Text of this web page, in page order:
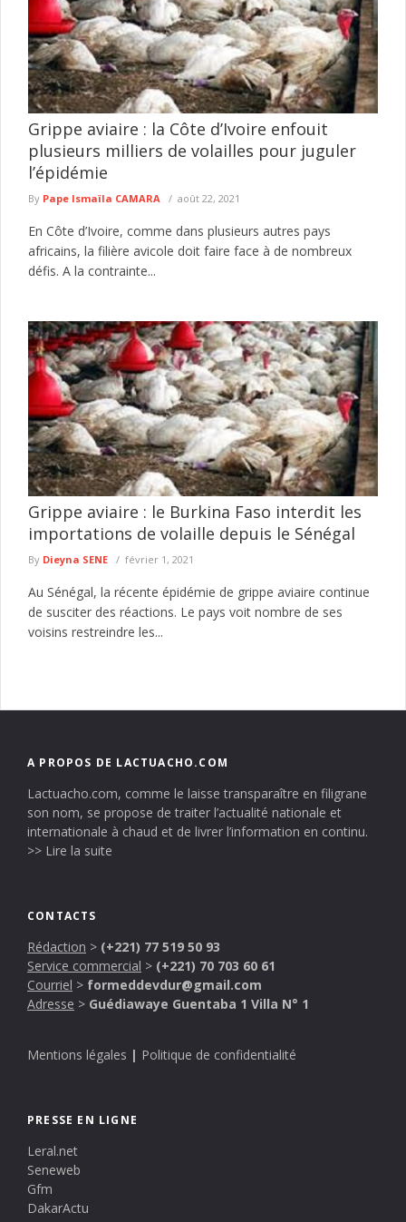
Grippe aviaire : la Côte d’Ivoire enfouit
plusieurs milliers de volailles pour juguler
l’épidémie
By Pape Ismaïla CAMARA août 22, 2021
En Côte d’Ivoire, comme dans plusieurs autres pays
africains, la filière avicole doit faire face à de nombreux
défis. A la contrainte...
Grippe aviaire : le Burkina Faso interdit les
importations de volaille depuis le Sénégal
By Dieyna SENE février 1, 2021
Au Sénégal, la récente épidémie de grippe aviaire continue
de susciter des réactions. Le pays voit nombre de ses
voisins restreindre les...
A PROPOS DE LACTUACHO.COM
Lactuacho.com, comme le laisse transparaître en filigrane
son nom, se propose de traiter l’actualité nationale et
internationale à chaud et de livrer l’information en continu.
>> Lire la suite
CONTACTS
Rédaction > (+221) 77 519 50 93
Service commercial > (+221) 70 703 60 61
Courriel > formeddevdur@gmail.com
Adresse > Guédiawaye Guentaba 1 Villa N° 1
Mentions légales | Politique de confidentialité
PRESSE EN LIGNE
Leral.net
Seneweb
Gfm
DakarActu